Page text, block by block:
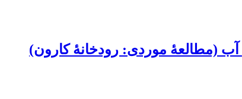
آب (مطالعۀ موردی: رودخانۀ کارون)